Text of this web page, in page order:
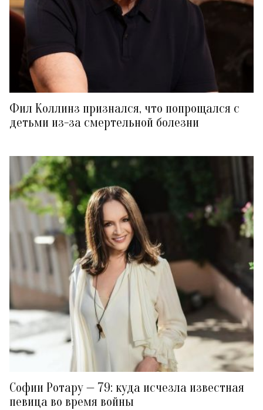
Фил Коллинз признался, что попрощался с
детьми из-за смертельной болезни
Софии Ротару — 79: куда исчезла известная
певица во время войны